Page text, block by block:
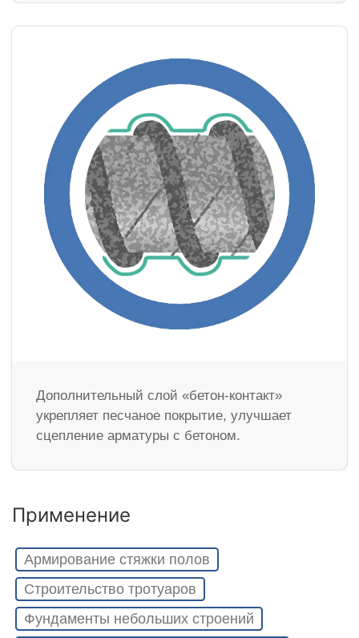
Дополнительный слой «бетон-контакт»
укрепляет песчаное покрытие, улучшает
сцепление арматуры с бетоном.
Применение
Армирование стяжки полов
Строительство тротуаров
Фундаменты небольших строений